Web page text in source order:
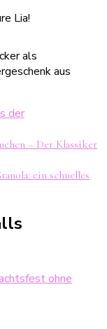
Lia!
der
– Der Klassiker
ein schnelles